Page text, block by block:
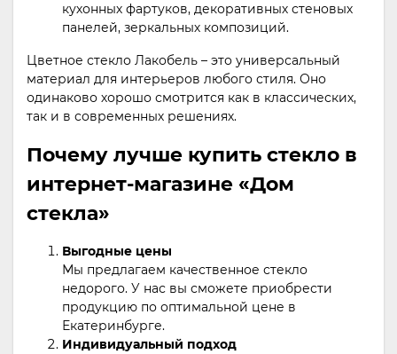
кухонных фартуков, декоративных стеновых
панелей, зеркальных композиций.
Цветное стекло Лакобель – это универсальный
материал для интерьеров любого стиля. Оно
одинаково хорошо смотрится как в классических,
так и в современных решениях.
Почему лучше купить стекло в
интернет-магазине «Дом
стекла»
Выгодные цены
Мы предлагаем качественное стекло
недорого. У нас вы сможете приобрести
продукцию по оптимальной цене в
Екатеринбурге.
Индивидуальный подход